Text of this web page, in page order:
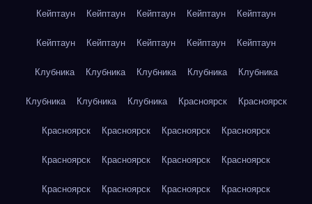
Кейптаун Кейптаун Кейптаун Кейптаун Кейптаун
Кейптаун Кейптаун Кейптаун Кейптаун Кейптаун
Клубника Клубника Клубника Клубника Клубника
Клубника Клубника Клубника Красноярск Красноярск
Красноярск Красноярск Красноярск Красноярск
Красноярск Красноярск Красноярск Красноярск
Красноярск Красноярск Красноярск Красноярск